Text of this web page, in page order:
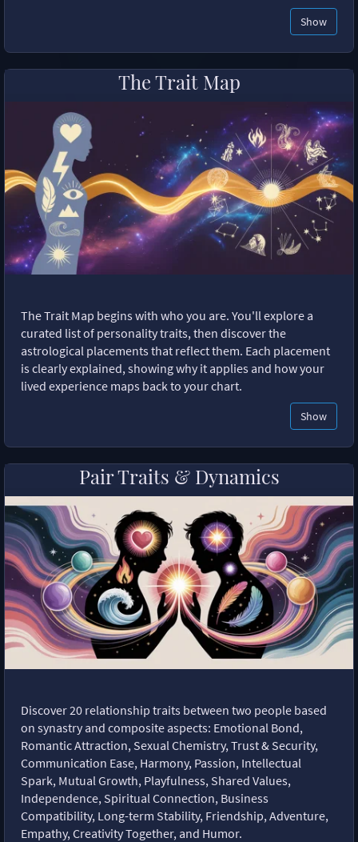
Show
The Trait Map
The Trait Map begins with who you are. You'll explore a
curated list of personality traits, then discover the
astrological placements that reflect them. Each placement
is clearly explained, showing why it applies and how your
lived experience maps back to your chart.
Show
Pair Traits & Dynamics
Discover 20 relationship traits between two people based
on synastry and composite aspects: Emotional Bond,
Romantic Attraction, Sexual Chemistry, Trust & Security,
Communication Ease, Harmony, Passion, Intellectual
Spark, Mutual Growth, Playfulness, Shared Values,
Independence, Spiritual Connection, Business
Compatibility, Long-term Stability, Friendship, Adventure,
Empathy, Creativity Together, and Humor.